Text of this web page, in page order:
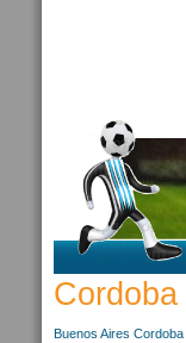
Cordoba
Buenos Aires Cordoba